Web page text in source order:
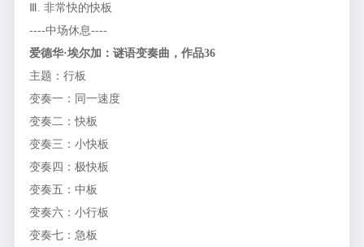
Ⅲ. 非常快的快板
----中场休息----
爱德华·埃尔加：谜语变奏曲，作品36
主题：行板
变奏一：同一速度
变奏二：快板
变奏三：小快板
变奏四：极快板
变奏五：中板
变奏六：小行板
变奏七：急板